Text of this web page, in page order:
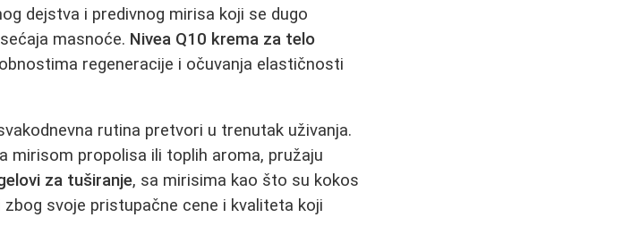
dejstva i predivnog mirisa koji se dugo
masnoće. Nivea Q10 krema za telo
regeneracije i očuvanja elastičnosti
rutina pretvori u trenutak uživanja.
mirisom propolisa ili toplih aroma, pružaju
za tuširanje, sa mirisima kao što su kokos
svoje pristupačne cene i kvaliteta koji